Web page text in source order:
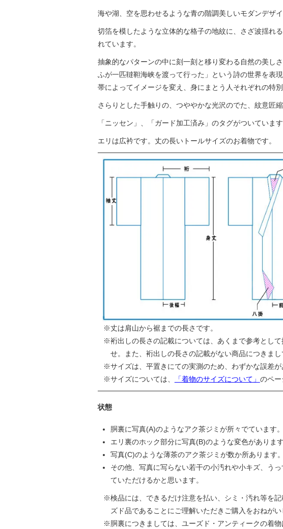
海や湖、空を思わせるような青の階調美しいモダンデザ
切箔を模したような立体的な格子の地紋に、さざ波揺れ
れています。
抽象的なパターンの中に刻一刻と移り変わる自然の美し
ふが一匹韃靼海峡を渡って行った」という詩の世界を表
帯によってイメージを変え、身にまとう人それぞれの特
さらりとした手触りの、つややかな光沢のでた、紋意匠
「ニッセン」、「ガード加工済み」のタグがついています
エリは広衿です。丈の長いトールサイズのお着物です。
丈は肩山から裾までの長さです。
裄出しの長さの記載については、あくまで参考とし
せ。また、裄出しの長さの記載がない商品につきま
サイズは、平置きにての実測のため、わずかな誤差が
サイズについては、
「着物のサイズについて」 のペー
状態
胴裏に写真(A)のようなアク茶ジミが所々でています。
エリ裏のホック部分に写真(B)のような変色があります
写真(C)のような薄茶のアク茶ジミが数か所あります。
その他、写真に写らない若干の小汚れや小キズ、う
ていただけるかと思います。
検品には、できるだけ注意を払い、シミ・汚れ等を
ズド品であることにご理解いただきご購入をおねがい
胴裏につきましては、ユーズド・アンティークの着